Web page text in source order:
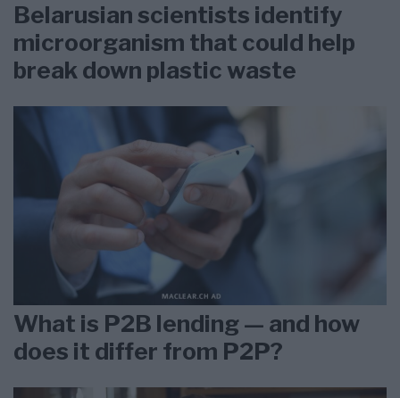
Belarusian scientists identify
microorganism that could help
break down plastic waste
What is P2B lending — and how
does it differ from P2P?